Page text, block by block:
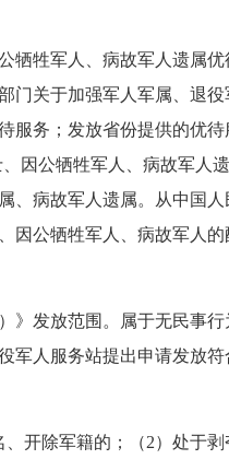
牲军人、病故军人遗属
门关于加强军人军属、退
务；发放省份提供的优
因公牺牲军人、病故军人
病故军人遗属。从中国
因公牺牲军人、病故军人
发放范围。属于无民事
人服务站提出申请发放
、开除军籍的；（2）处于